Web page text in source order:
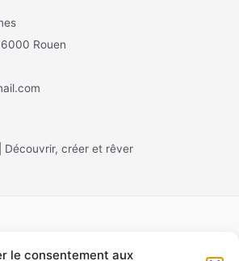
le consentement aux
Rouen
Découvrir, créer et rêver